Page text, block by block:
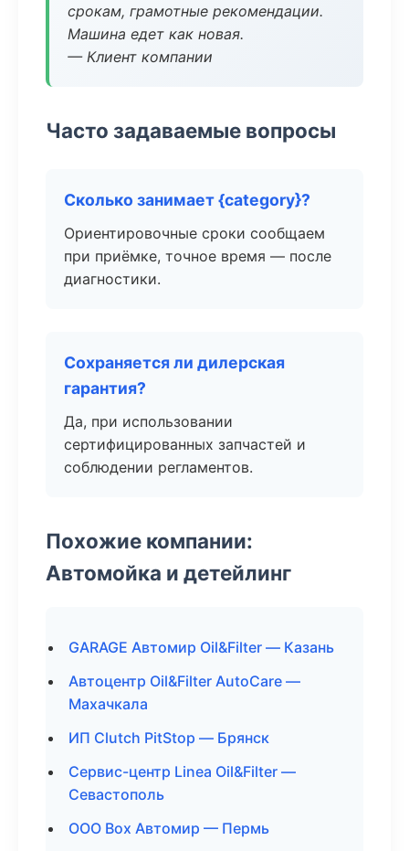
срокам, грамотные рекомендации.
Машина едет как новая.
— Клиент компании
Часто задаваемые вопросы
Сколько занимает {category}?
Ориентировочные сроки сообщаем
при приёмке, точное время — после
диагностики.
Сохраняется ли дилерская
гарантия?
Да, при использовании
сертифицированных запчастей и
соблюдении регламентов.
Похожие компании:
Автомойка и детейлинг
GARAGE Автомир Oil&Filter — Казань
Автоцентр Oil&Filter AutoCare —
Махачкала
ИП Clutch PitStop — Брянск
Сервис-центр Linea Oil&Filter —
Севастополь
ООО Box Автомир — Пермь